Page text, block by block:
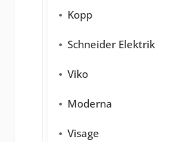
Kopp
Schneider Elektrik
Viko
Moderna
Visage